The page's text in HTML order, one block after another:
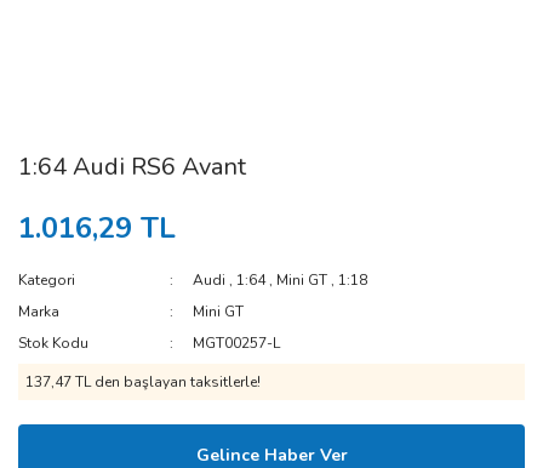
1:64 Audi RS6 Avant
1.016,29 TL
Kategori Audi , 1:64, Mini GT , 1:18
Marka
Mini GT
Stok Kodu
MGT00257-L
137,47 TL den başlayan taksitlerle!
Gelince Haber Ver